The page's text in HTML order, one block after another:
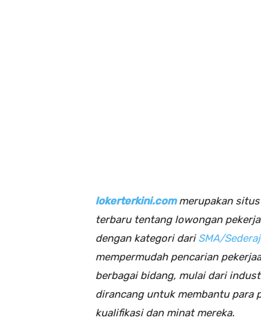
lokerterkini.com merupakan
terbaru tentang lowongan
dengan kategori dariSMA/
mempermudah pencarian
berbagai bidang, mulai dari
dirancang untuk membantu para
kualifikasi dan minat mereka.